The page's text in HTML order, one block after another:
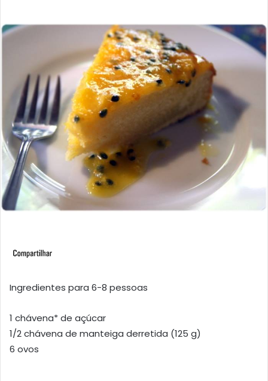
Ingredientes para 6-8 pessoas
1 chávena* de açúcar
1/2 chávena de manteiga derretida (125 g)
6 ovos